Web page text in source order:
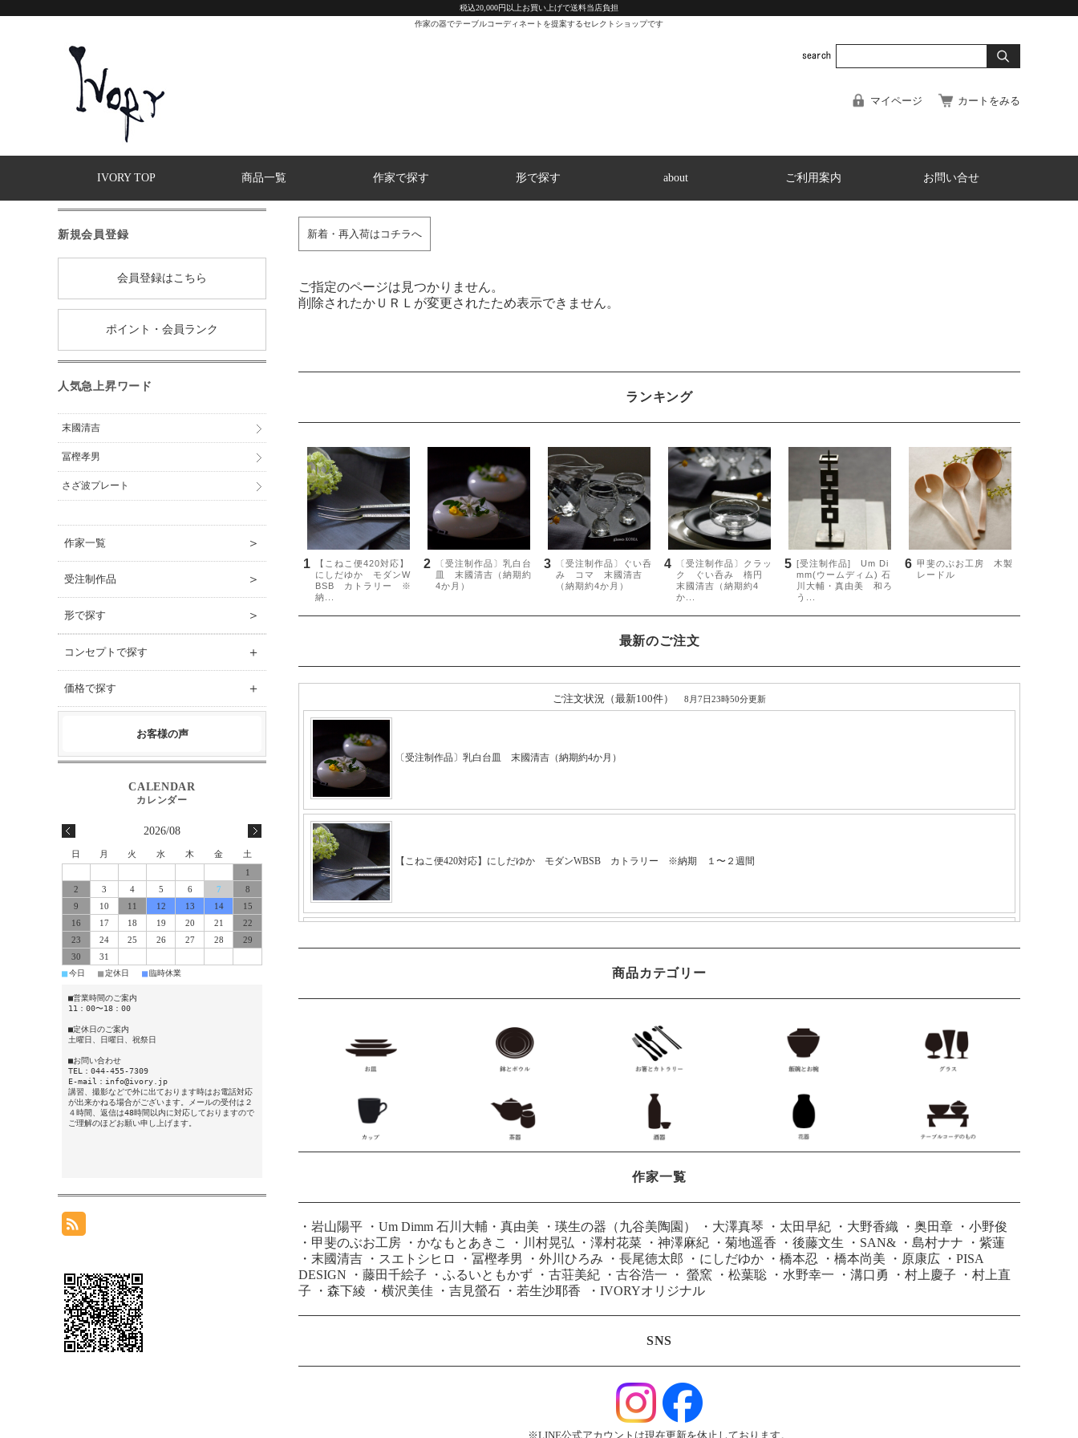
税込20,000円以上お買い上げで送料当店負担
作家の器でテーブルコーディネートを提案するセレクトショップです
マイページ カートをみる
IVORY TOP 商品一覧 作家で探す 形で探す about ご利用案内 お問い合せ
新着・再入荷はコチラへ
ご指定のページは見つかりません。
削除されたかＵＲＬが変更されたため表示できません。
ランキング
最新のご注文
商品カテゴリー
作家一覧
・ 岩山陽平 ・ Um Dimm 石川大輔・真由美 ・ 瑛生の器（九谷美陶園） ・ 大澤真琴 ・ 太田早紀 ・ 大野香織 ・ 奥田章 ・ 小野俊
・ 甲斐のぶお工房 ・ かなもとあきこ ・ 川村晃弘 ・ 澤村花菜 ・ 神澤麻紀 ・ 菊地遥香 ・ 後藤文生 ・ SAN& ・ 島村ナナ ・ 紫蓮
・ 末國清吉 ・ スエトシヒロ ・ 冨樫孝男 ・ 外川ひろみ ・ 長尾徳太郎 ・ にしだゆか ・ 橋本忍 ・ 橋本尚美 ・ 原康広 ・ PISA
DESIGN
・ 藤田千絵子 ・ ふるいともかず ・ 古荘美紀 ・ 古谷浩一 ・ 螢窯 ・ 松葉聡 ・ 水野幸一 ・ 溝口勇 ・ 村上慶子 ・ 村上直
子
・ 森下綾 ・ 横沢美佳 ・ 吉見螢石 ・ 若生沙耶香 ・ IVORYオリジナル
SNS
※LINE公式アカウントは現在更新を休止しております。
新規会員登録
会員登録はこちら
ポイント・会員ランク
人気急上昇ワード
末國清吉
冨樫孝男
さざ波プレート
作家一覧 ＞
受注制作品 ＞
形で探す ＞
コンセプトで探す ＋
価格で探す ＋
お客様の声
2026/08
日 月 火 水 木 金
土
1
2
3 4 5 6 7
8
9
10 11 12 13 14
15
16
17 18 19 20 21
22
23
24 25 26 27 28
29
30
31
■今日 ■定休日 ■臨時休業
■営業時間のご案内
11：00〜18：00
■定休日のご案内
土曜日、日曜日、祝祭日
■お問い合わせ
TEL：044-455-7309
E-mail：info@ivory.jp
講習、撮影などで外に出ております時はお電話対応
が出来かねる場合がございます。メールの受付は２
４時間、返信は48時間以内に対応しておりますので
ご理解のほどお願い申し上げます。